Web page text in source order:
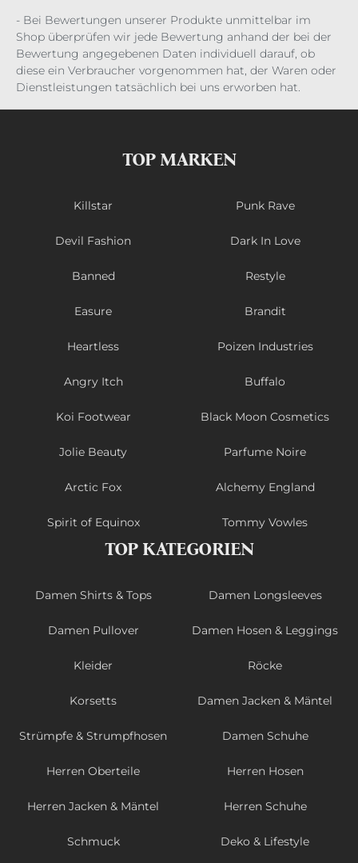
- Bei Bewertungen unserer Produkte unmittelbar im
Shop überprüfen wir jede Bewertung anhand der bei der
Bewertung angegebenen Daten individuell darauf, ob
diese ein Verbraucher vorgenommen hat, der Waren oder
Dienstleistungen tatsächlich bei uns erworben hat.
TOP MARKEN
Killstar Punk Rave
Devil Fashion Dark In Love
Banned Restyle
Easure Brandit
Heartless Poizen Industries
Angry Itch Buffalo
Koi Footwear Black Moon Cosmetics
Jolie Beauty Parfume Noire
Arctic Fox Alchemy England
Spirit of Equinox Tommy Vowles
TOP KATEGORIEN
Damen Shirts & Tops Damen Longsleeves
Damen Pullover Damen Hosen & Leggings
Kleider Röcke
Korsetts Damen Jacken & Mäntel
Strümpfe & Strumpfhosen Damen Schuhe
Herren Oberteile Herren Hosen
Herren Jacken & Mäntel Herren Schuhe
Schmuck Deko & Lifestyle